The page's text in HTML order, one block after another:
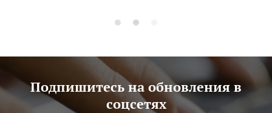
Подпишитесь на обновления в
соцсетях